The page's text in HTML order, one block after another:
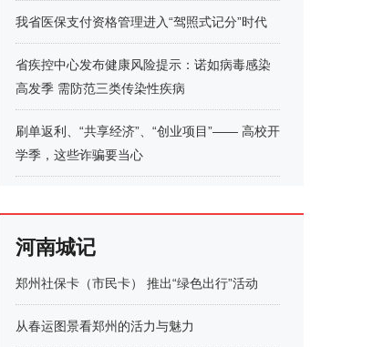
我省医保支付资格管理进入“驾照式记分”时代
省疾控中心发布健康风险提示：诺如病毒感染
高发季 需防范三类传染性疾病
刷单返利、“共享经济”、“创业项目”—— 高校开
学季，这些诈骗要当心
河南城记
郑州社保卡（市民卡） 推出“绿色出行”活动
从春运图景看郑州的活力与魅力